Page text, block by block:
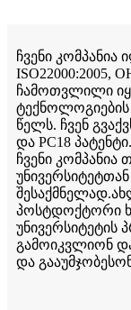
ჩვენი კომპანია
ISO22000:2005,
ჩამოთვლილი
ტექნოლოგიების
წელს. ჩვენ
და PC18
ჩვენი კომპანია
პოსტდოქტორი
გამოიკვლიონ
და